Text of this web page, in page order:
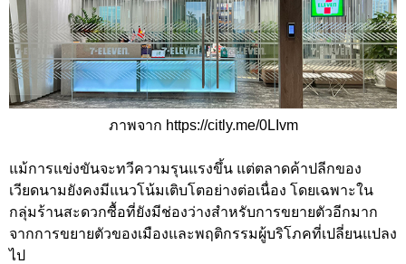
ภาพจาก https://citly.me/0LIvm
แม้การแข่งขันจะทวีความรุนแรงขึ้น แต่ตลาดค้าปลีกของ
เวียดนามยังคงมีแนวโน้มเติบโตอย่างต่อเนื่อง โดยเฉพาะใน
กลุ่มร้านสะดวกซื้อที่ยังมีช่องว่างสำหรับการขยายตัวอีกมาก
จากการขยายตัวของเมืองและพฤติกรรมผู้บริโภคที่เปลี่ยนแปลง
ไป